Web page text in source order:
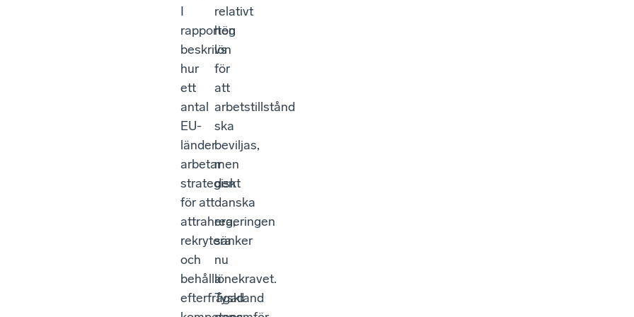
I
rapporten
beskrivs
hur
ett
antal
EU-
länder
arbetar
strategiskt
för att
attrahera,
rekrytera
och
behålla
efterfrågad
relativt
hög
lön
för
att
arbetstillstånd
ska
beviljas,
men
den
danska
regeringen
sänker
nu
lönekravet.
Tyskland